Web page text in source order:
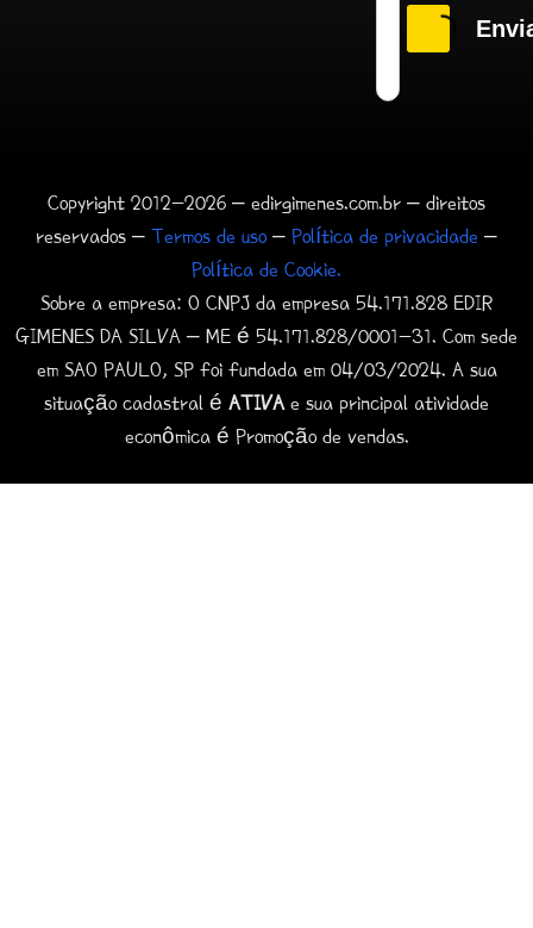
Copyright 2012-2026 – edirgimenes.com.br – direitos
reservados – Termos de uso – Política de privacidade –
Política de Cookie.
Sobre a empresa: O CNPJ da empresa 54.171.828 EDIR
GIMENES DA SILVA – ME é 54.171.828/0001-31. Com sede
em SAO PAULO, SP foi fundada em 04/03/2024. A sua
situação cadastral é ATIVAe sua principal atividade
econômica é Promoção de vendas.